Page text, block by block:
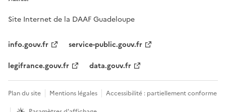
Site Internet de la DAAF Guadeloupe
info.gouv.fr
service-public.gouv.fr
legifrance.gouv.fr
data.gouv.fr
Plan du site Mentions légales
Accessibilité : partiellement conforme